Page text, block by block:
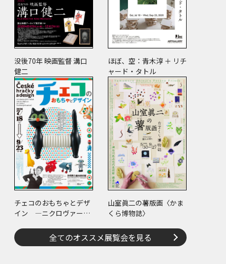
没後70年 映画監督 溝口
健二
ほぼ、空：青木淳 ＋ リチ
ャード・タトル
チェコのおもちゃとデザ
イン ―ニクロヴァーの
現代作家のアートまで―
山室眞二の薯版画〈かま
くら博物誌〉
全てのオススメ展覧会を見る